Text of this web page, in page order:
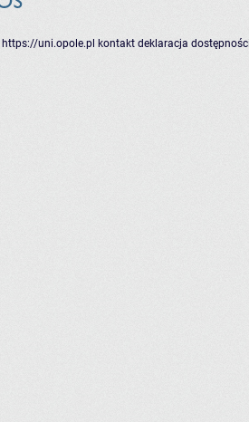
https://uni.opole.pl kontakt deklaracja